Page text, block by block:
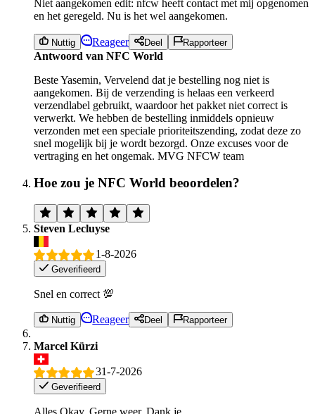
Niet aangekomen edit: nfcw heeft contact met mij opgenomen
en het geregeld. Nu is het wel aangekomen.
Nuttig Reageer Deel Rapporteer
Antwoord van NFC World
Beste Yasemin, Vervelend dat je bestelling nog niet is
aangekomen. Bij de verzending is helaas een verkeerd
verzendlabel gebruikt, waardoor het pakket niet correct is
verwerkt. We hebben de bestelling inmiddels opnieuw
verzonden met een speciale prioriteitszending, zodat deze zo
snel mogelijk bij je wordt bezorgd. Onze excuses voor de
vertraging en het ongemak. MVG NFCW team
Hoe zou je NFC World beoordelen?
Steven Lecluyse
1-8-2026
Geverifieerd
Snel en correct 💯
Nuttig Reageer Deel Rapporteer
Marcel Kürzi
31-7-2026
Geverifieerd
Alles Okay. Gerne weer. Dank je